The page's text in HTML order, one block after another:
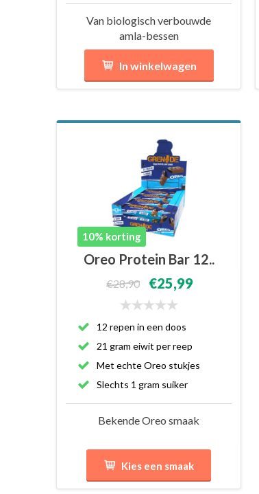
Van biologisch verbouwde
amla-bessen
In winkelwagen
10% korting
Oreo Protein Bar 12..
€28,90 €25,99
12 repen in een doos
21 gram eiwit per reep
Met echte Oreo stukjes
Slechts 1 gram suiker
Bekende Oreo smaak
Kies een smaak